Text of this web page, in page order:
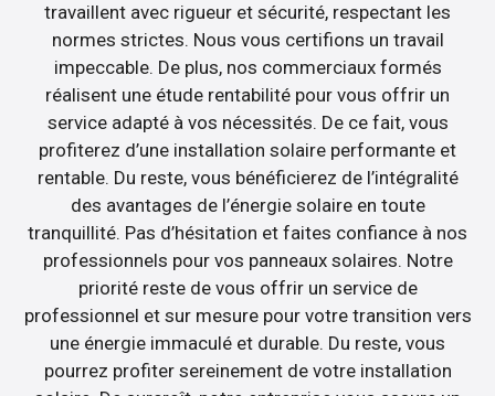
travaillent avec rigueur et sécurité, respectant les
normes strictes. Nous vous certifions un travail
impeccable. De plus, nos commerciaux formés
réalisent une étude rentabilité pour vous offrir un
service adapté à vos nécessités. De ce fait, vous
profiterez d’une installation solaire performante et
rentable. Du reste, vous bénéficierez de l’intégralité
des avantages de l’énergie solaire en toute
tranquillité. Pas d’hésitation et faites confiance à nos
professionnels pour vos panneaux solaires. Notre
priorité reste de vous offrir un service de
professionnel et sur mesure pour votre transition vers
une énergie immaculé et durable. Du reste, vous
pourrez profiter sereinement de votre installation